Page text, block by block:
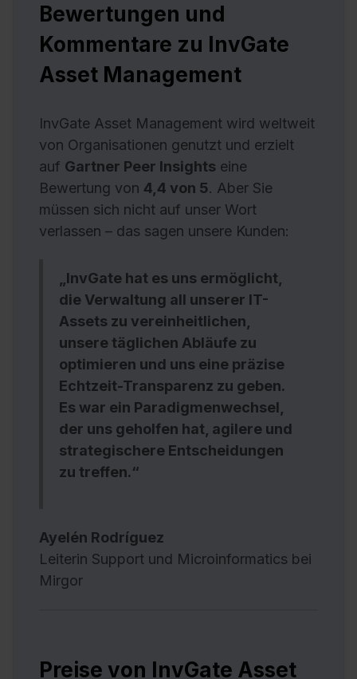
Bewertungen und
Kommentare zu InvGate
Asset Management
InvGate Asset Management wird weltweit
von Organisationen genutzt und erzielt
auf Gartner Peer Insights eine
Bewertung von 4,4 von 5. Aber Sie
müssen sich nicht auf unser Wort
verlassen – das sagen unsere Kunden:
„InvGate hat es uns ermöglicht,
die Verwaltung all unserer IT-
Assets zu vereinheitlichen,
unsere täglichen Abläufe zu
optimieren und uns eine präzise
Echtzeit-Transparenz zu geben.
Es war ein Paradigmenwechsel,
der uns geholfen hat, agilere und
strategischere Entscheidungen
zu treffen.“
Ayelén Rodríguez
Leiterin Support und Microinformatics bei
Mirgor
Preise von InvGate Asset